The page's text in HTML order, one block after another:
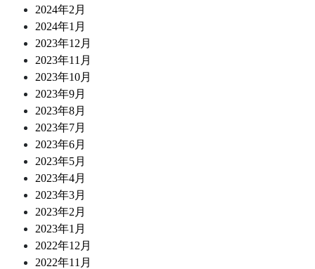
2024年2月
2024年1月
2023年12月
2023年11月
2023年10月
2023年9月
2023年8月
2023年7月
2023年6月
2023年5月
2023年4月
2023年3月
2023年2月
2023年1月
2022年12月
2022年11月